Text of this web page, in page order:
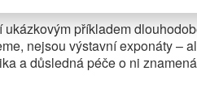
příkladem
nejsou výstavní exponáty –
a důsledná péče o ni